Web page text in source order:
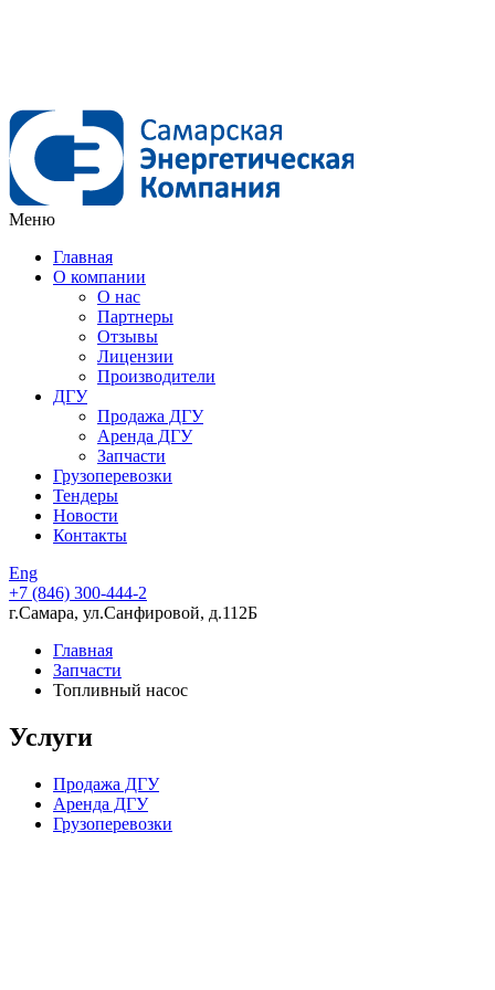
Меню
Главная
О компании
О нас
Партнеры
Отзывы
Лицензии
Производители
ДГУ
Продажа ДГУ
Аренда ДГУ
Запчасти
Грузоперевозки
Тендеры
Новости
Контакты
Eng
+7 (846) 300-444-2
г.Самара, ул.Санфировой, д.112Б
Главная
Запчасти
Топливный насос
Услуги
Продажа ДГУ
Аренда ДГУ
Грузоперевозки